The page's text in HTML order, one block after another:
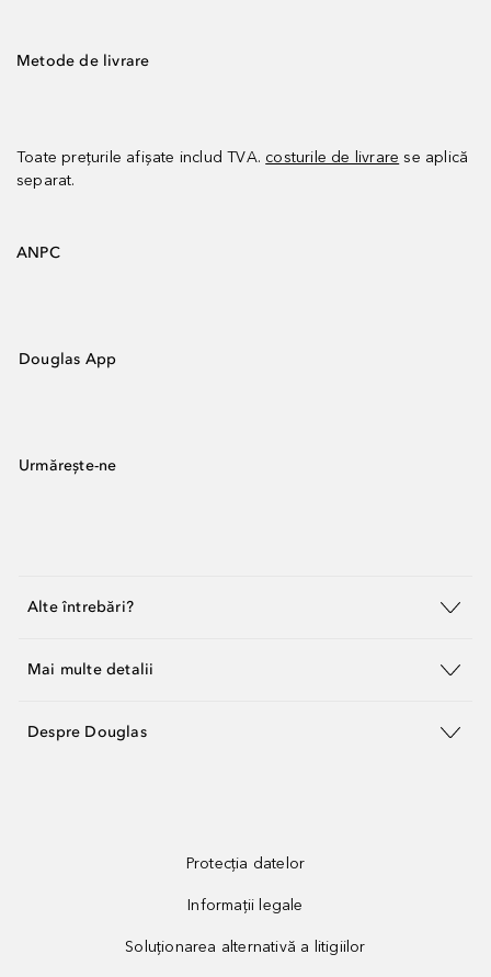
Metode de livrare
Toate prețurile afișate includ TVA. costurile de livrare se aplică
separat.
ANPC
Douglas App
Urmărește-ne
Alte întrebări?
Mai multe detalii
Despre Douglas
Protecția datelor
Informații legale
Soluționarea alternativă a litigiilor